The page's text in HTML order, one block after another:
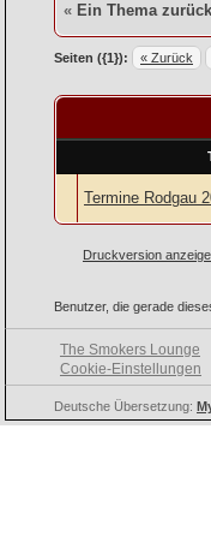
« Ein Thema zurück
Seiten ({1}): « Zurück
Termine Rodgau
Druckversion
Benutzer, die gerade
The Smokers Lounge
Cookie-Einstellungen
Deutsche Übersetzung: